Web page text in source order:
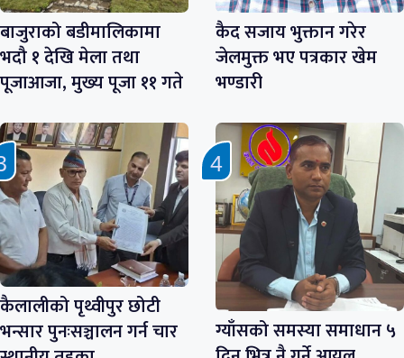
बाजुराको बडीमालिकामा
भदौ १ देखि मेला तथा
पूजाआजा, मुख्य पूजा ११ गते
कैद सजाय भुक्तान गरेर
जेलमुक्त भए पत्रकार खेम
भण्डारी
कैलालीको पृथ्वीपुर छोटी
भन्सार पुनःसञ्चालन गर्न चार
ग्याँसको समस्या समाधान ५